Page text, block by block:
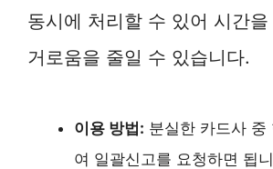
동시에 처리할 수 있어 시간
거로움을 줄일 수 있습니다.
이용 방법: 분실한 카드사 중
여 일괄신고를 요청하면 됩